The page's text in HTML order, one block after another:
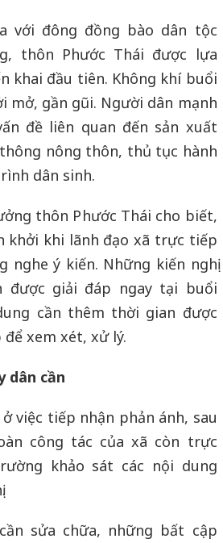
với đông đồng bào dân tộc
thôn Phước Thái được lựa
khai đầu tiên. Không khí buổi
mở, gần gũi. Người dân mạnh
đề liên quan đến sản xuất
nông thôn, thủ tục hành
dân sinh.
thôn Phước Thái cho biết,
khởi khi lãnh đạo xã trực tiếp
nghe ý kiến. Những kiến nghị
được giải đáp ngay tại buổi
cần thêm thời gian được
xem xét, xử lý.
dân cần
việc tiếp nhận phản ánh, sau
công tác của xã còn trực
khảo sát các nội dung
sửa chữa, những bất cập